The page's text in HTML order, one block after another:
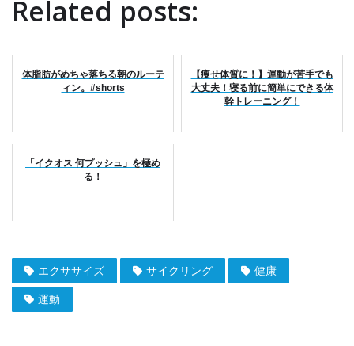
Related posts:
体脂肪がめちゃ落ちる朝のルーテ
ィン。#shorts
【痩せ体質に！】運動が苦手でも
大丈夫！寝る前に簡単にできる体
幹トレーニング！
「イクオス 何プッシュ」を極め
る！
エクササイズ サイクリング
健康
運動